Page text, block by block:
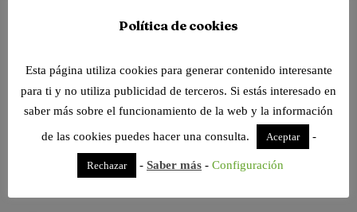
Guarda mi nombre, correo electrónico y web en este
navegador para la próxima vez que comente.
Recibir un correo electrónico con los siguientes
Política de cookies
Esta página utiliza cookies para generar contenido interesante
para ti y no utiliza publicidad de terceros. Si estás interesado en
saber más sobre el funcionamiento de la web y la información
de las cookies puedes hacer una consulta.
Aceptar -
Rechazar - Saber más - Configuración